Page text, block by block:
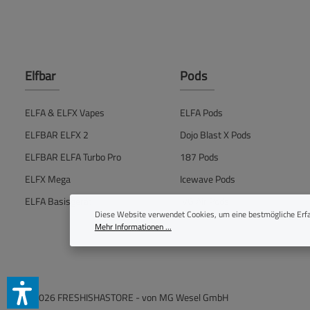
Elfbar
ELFA & ELFX Vapes
ELFBAR ELFX 2
ELFBAR ELFA Turbo Pro
ELFX Mega
ELFA Basisgerät
Pods
ELFA Pods
Dojo Blast X Pods
187 Pods
Icewave Pods
© 2026 FRESHISHASTORE - von MG Wesel GmbH
Diese Website verwendet Cookies, um eine bestmögliche
Mehr Informationen ...